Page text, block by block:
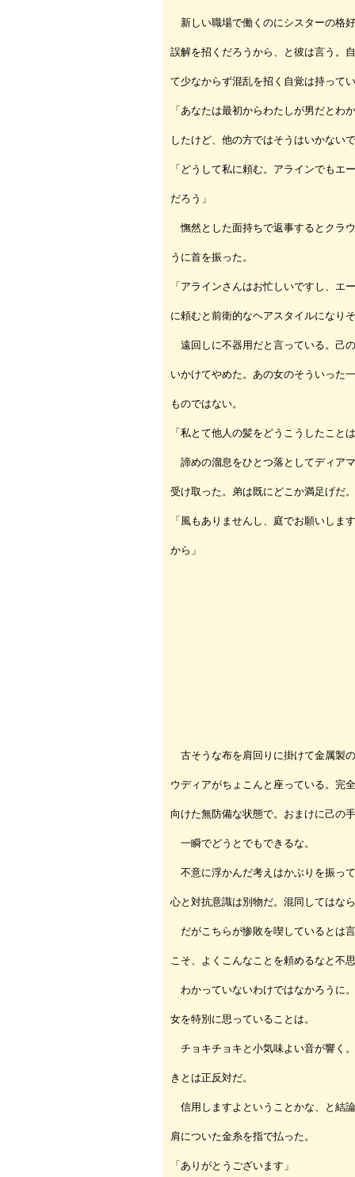
新しい職場で働くのにシスターの格
誤解を招くだろうから、と彼は言う。
て少なからず混乱を招く自覚は持って
「あなたは最初からわたしが男だとわ
したけど、他の方ではそうはいかない
「どうして私に頼む。アラインでもエ
だろう」
憮然とした面持ちで返事するとクラ
うに首を振った。
「アラインさんはお忙しいですし、
に頼むと前衛的なヘアスタイルにな
遠回しに不器用だと言っている。己
いかけてやめた。あの女のそういった
ものではない。
「私とて他人の髪をどうこうしたこと
諦めの溜息をひとつ落としてディア
受け取った。弟は既にどこか満足げだ。
「風もありませんし、庭でお願いしま
から」
古そうな布を肩回りに掛けて金属製
ウディアがちょこんと座っている。完
向けた無防備な状態で。おまけに己の
一瞬でどうとでもできるな。
不意に浮かんだ考えはかぶりを振っ
心と対抗意識は別物だ。混同してはな
だがこちらが惨敗を喫しているとは
こそ、よくこんなことを頼めるなと不
わかっていないわけではなかろうに
女を特別に思っていることは。
チョキチョキと小気味よい音が響く
きとは正反対だ。
信用しますよということかな、と結
肩についた金糸を指で払った。
「ありがとうございます」